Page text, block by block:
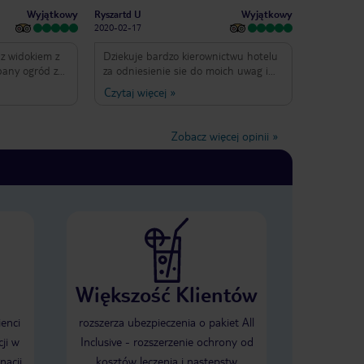
Wyjątkowy
widokiem z
ogród z
miła i
panie
mogły by
terenie
do
wrócimy
wszystkim
bo
gwiazdek, a
i Bogdan
Ryszartd U
2020-02-17
Wyjątkowy
Dziekuje bardzo kierownictwu hotelu
za odniesienie sie do moich uwag i
spostrzeżeń dot pobytu w Hotelu
Hikka Tranz, i pomimo tego że były
zaangażowanie hotelu mające na celu
jak najlepsze spełnianie życzeń i
świadczonych usług. Pozdrawiam raz
Czytaj więcej »
Zobacz więcej opinii »
w
Większość Klientów
rozszerza ubezpieczenia o pakiet All
Inclusive - rozszerzenie ochrony od
kosztów leczenia i następstw